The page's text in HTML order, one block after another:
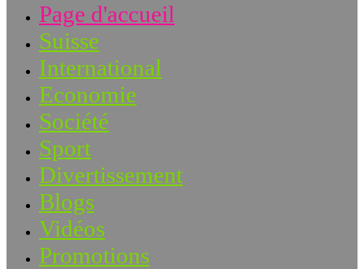
Page d'accueil
Suisse
International
Economie
Société
Sport
Divertissement
Blogs
Vidéos
Promotions